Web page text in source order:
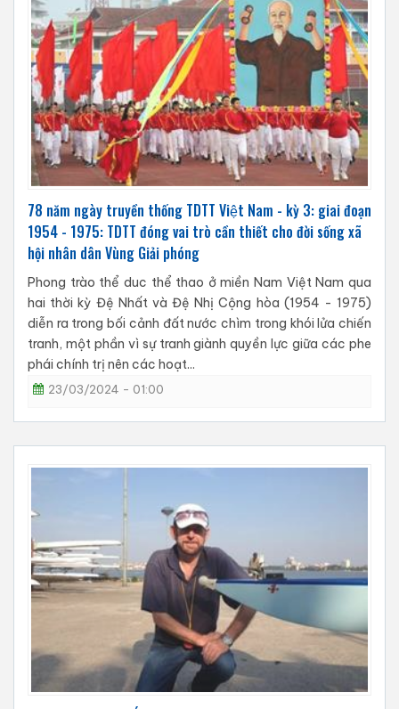
78 năm ngày truyền thống TDTT Việt Nam - kỳ 3: giai đoạn
1954 - 1975: TDTT đóng vai trò cần thiết cho đời sống xã
hội nhân dân Vùng Giải phóng
Phong trào thể duc thể thao ở miền Nam Việt Nam qua
hai thời kỳ Đệ Nhất và Đệ Nhị Cộng hòa (1954 - 1975)
diễn ra trong bối cảnh đất nước chìm trong khói lửa chiến
tranh, một phần vì sự tranh giành quyền lực giữa các phe
phái chính trị nên các hoạt...
23/03/2024 - 01:00